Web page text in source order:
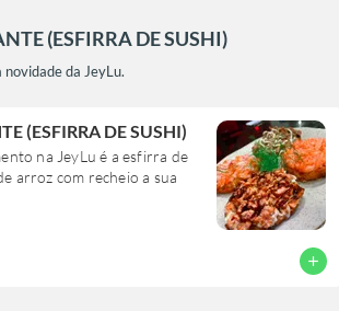
(ESFIRRA DE SUSHI)
da JeyLu.
(ESFIRRA DE SUSHI)
na JeyLu é a esfirra de
arroz com recheio a sua
não poderá ter nenhuma
add